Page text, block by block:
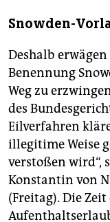
Snowden-
Deshalb
Benennung
Weg zu
des
Eilverfahren
illegitime Weise
verstoßen wird“,
Konstantin von
(Freitag). Die